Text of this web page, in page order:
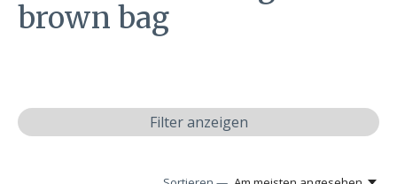
brown bag
Filter anzeigen